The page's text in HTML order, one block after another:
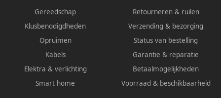
Gereedschap
Klusbenodigdheden
Opruimen
Kabels
Elektra & verlichting
Smart home
Retourneren & ruilen
Verzending & bezorging
Status van bestelling
Garantie & reparatie
Betaalmogelijkheden
Voorraad & beschikbaarheid